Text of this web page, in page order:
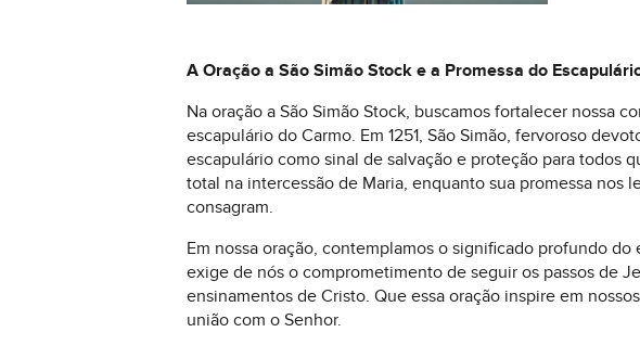
A Oração a São Simão Stock e a Promessa do
Na oração a São Simão Stock, buscamos fortalecer nossa
escapulário do Carmo. Em 1251, São Simão, fervoroso
escapulário como sinal de salvação e proteção para todos
total na intercessão de Maria, enquanto sua promessa nos
consagram.
Em nossa oração, contemplamos o significado profundo
exige de nós o comprometimento de seguir os passos de
ensinamentos de Cristo. Que essa oração inspire em
união com o Senhor.